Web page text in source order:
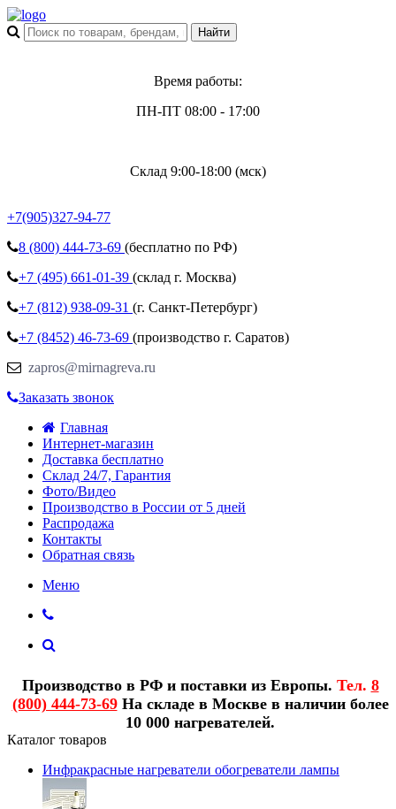
Время работы:
ПН-ПТ 08:00 - 17:00
Склад 9:00-18:00 (мск)
+7(905)327-94-77
8 (800) 444-73-69 (бесплатно по РФ)
+7 (495) 661-01-39 (склад г. Москва)
+7 (812) 938-09-31 (г. Санкт-Петербург)
+7 (8452) 46-73-69 (производство г. Саратов)
zapros@mirnagreva.ru
Заказать звонок
Главная
Интернет-магазин
Доставка бесплатно
Склад 24/7, Гарантия
Фото/Видео
Производство в России от 5 дней
Распродажа
Контакты
Обратная связь
Меню
Производство в РФ и поставки из Европы. Тел. 8
(800) 444-73-69На складе в Москве в наличии более
10 000 нагревателей.
Каталог товаров
Инфракрасные нагреватели обогреватели лампы